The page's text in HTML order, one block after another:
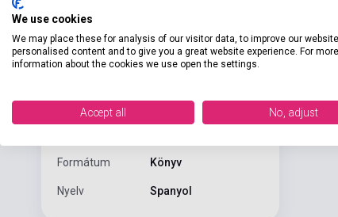
Szerző
Oldalszám 450
Kiadó DEBOLSILLO
Formátum Könyv
Nyelv Spanyol
lágrimas
We use cookies
We may place these for analysis of our visitor data, to improve our
personalised content and to give you a great website experience. For more
information about the cookies we use open the settings.
Accept all No, adjust